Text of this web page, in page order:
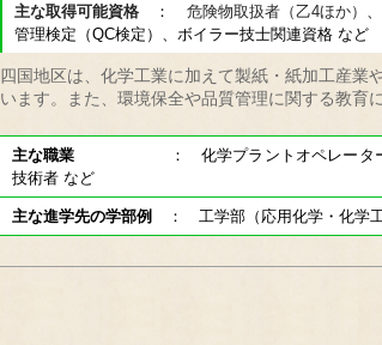
主な取得可能資格 ： 危険物取扱者（乙4ほか）
管理検定（QC検定）、ボイラー技士関連資格 など
四国地区は、化学工業に加えて製紙・紙加工産業
います。また、環境保全や品質管理に関する教育
主な職業 ： 化学プラントオペレーター、化学
技術者 など
主な進学先の学部例 ： 工学部（応用化学・化学工